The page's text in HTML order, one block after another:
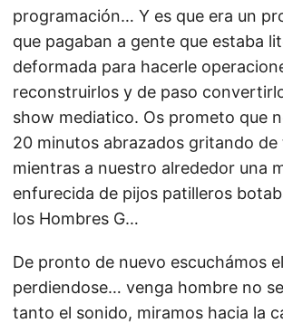
programación… Y es que era un
que pagaban a gente que estaba
deformada para hacerle
reconstruirlos y de paso
show mediatico. Os prometo que
20 minutos abrazados gritando
mientras a nuestro alrededor una
enfurecida de pijos patilleros
los Hombres G…
De pronto de nuevo escuchámos
perdiendose… venga hombre no
tanto el sonido, miramos hacia la